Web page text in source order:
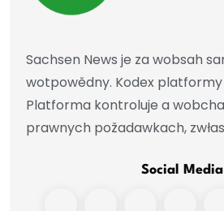
Sachsen News je za wobsah
wotpowědny. Kodex platformy
Platforma kontroluje a
prawnych požadawkach,
Social Media